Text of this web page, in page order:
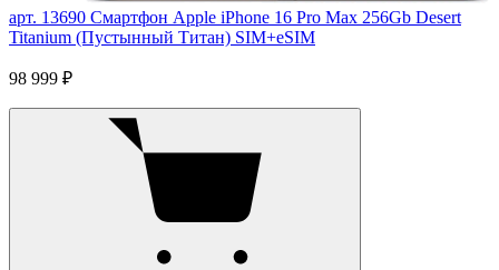
арт. 13690 Смартфон Apple iPhone 16 Pro Max 256Gb Desert
Titanium (Пустынный Титан) SIM+eSIM
98 999 ₽